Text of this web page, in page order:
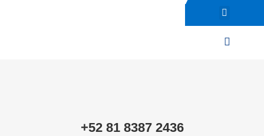
+52 81 8387 2436